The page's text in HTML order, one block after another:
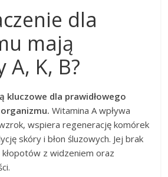
dla
mają
K, B?
kluczowe dla prawidłowego
Witamina A wpływa
wspiera regenerację komórek
skóry i błon śluzowych. Jej brak
z widzeniem oraz